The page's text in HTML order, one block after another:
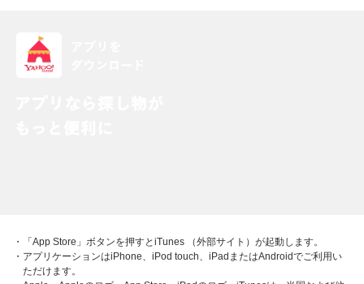
・「App Store」ボタンを押すとiTunes （外部サイト）が起動します。
・アプリケーションはiPhone、iPod touch、iPadまたはAndroidでご利用い
ただけます。